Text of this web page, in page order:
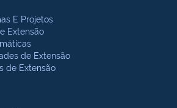
E Projetos
Extensão
de Extensão
de Extensão